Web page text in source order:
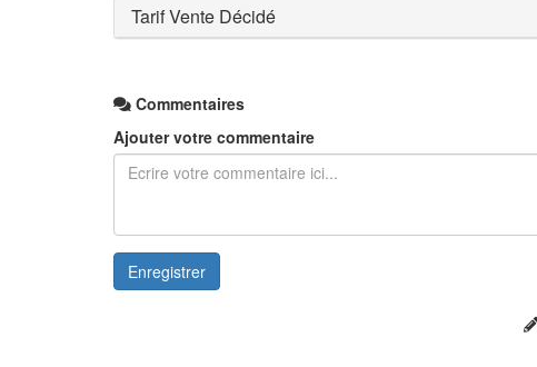
Tarif Vente Décidé
Commentaires
Ajouter votre commentaire
Enregistrer